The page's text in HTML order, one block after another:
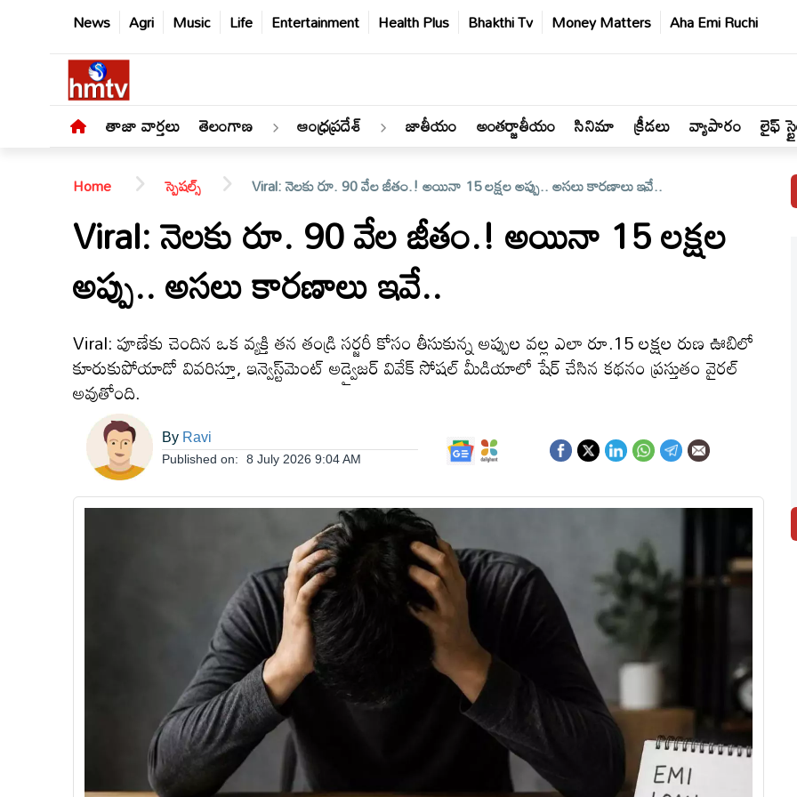
News Agri Music Life Entertainment Health Plus Bhakthi Tv Money Matters Aha Emi Ruchi
తాజా వార్తలు తెలంగాణ ఆంధ్రప్రదేశ్ జాతీయం అంతర్జాతీయం సినిమా క్రీడలు వ్యాపారం లైఫ్
తెలంగాణ
ఆంధ్రప్రదేశ్
జాతీయం
Home స్పెషల్స్ Viral: నెలకు రూ. 90 వేల జీతం.! అయినా 15 లక్షల అప్పు.. అసలు కారణాలు ఇవే..
Viral: నెలకు రూ. 90 వేల జీతం.! అయినా 15 లక్షల
అప్పు.. అసలు కారణాలు ఇవే..
Viral: పూణేకు చెందిన ఒక వ్యక్తి తన తండ్రి సర్జరీ కోసం తీసుకున్న అప్పుల వల్ల ఎలా రూ.15 లక్షల రుణ ఊబిలో
కూరుకుపోయాడో వివరిస్తూ, ఇన్వెస్ట్‌మెంట్ అడ్వైజర్ వివేక్ సోషల్ మీడియాలో షేర్ చేసిన కథనం ప్రస్తుతం వైరల్
అవుతోంది.
By Ravi
Published on: 8 July 2026 9:04 AM